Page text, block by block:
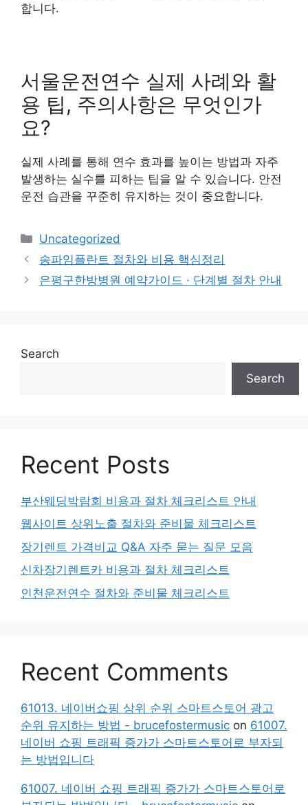
합니다.
서울운전연수 실제 사례와 활
용 팁, 주의사항은 무엇인가
요?
실제 사례를 통해 연수 효과를 높이는 방법과 자주
발생하는 실수를 피하는 팁을 알 수 있습니다. 안전
운전 습관을 꾸준히 유지하는 것이 중요합니다.
Categories
Uncategorized
송파임플란트 절차와 비용 핵심정리
은평구한방병원 예약가이드 · 단계별 절차 안내
Search
Search
Recent Posts
부산웨딩박람회 비용과 절차 체크리스트 안내
웹사이트 상위노출 절차와 준비물 체크리스트
장기렌트 가격비교 Q&A 자주 묻는 질문 모음
신차장기렌트카 비용과 절차 체크리스트
인천운전연수 절차와 준비물 체크리스트
Recent Comments
61013. 네이버쇼핑 상위 순위 스마트스토어 광고
순위 유지하는 방법 - brucefostermusic on 61007.
네이버 쇼핑 트래픽 증가가 스마트스토어로 부자되
는 방법입니다
61007. 네이버 쇼핑 트래픽 증가가 스마트스토어로